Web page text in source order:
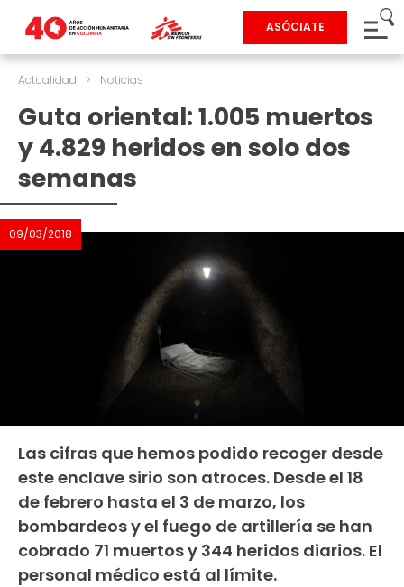
ASÓCIATE
Actualidad > Noticias
Guta oriental: 1.005 muertos
y 4.829 heridos en solo dos
semanas
09/03/2018
Las cifras que hemos podido recoger desde
este enclave sirio son atroces. Desde el 18
de febrero hasta el 3 de marzo, los
bombardeos y el fuego de artillería se han
cobrado 71 muertos y 344 heridos diarios. El
personal médico está al límite.